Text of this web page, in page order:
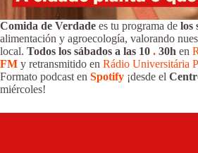
Comida de Verdade es tu programa de los
alimentación y agroecología, valorando
local. Todos los sábados a las 10 . 30h en
FM y retransmitido en Rádio Universitária
Formato podcast en Spotify ¡desde el
miércoles!